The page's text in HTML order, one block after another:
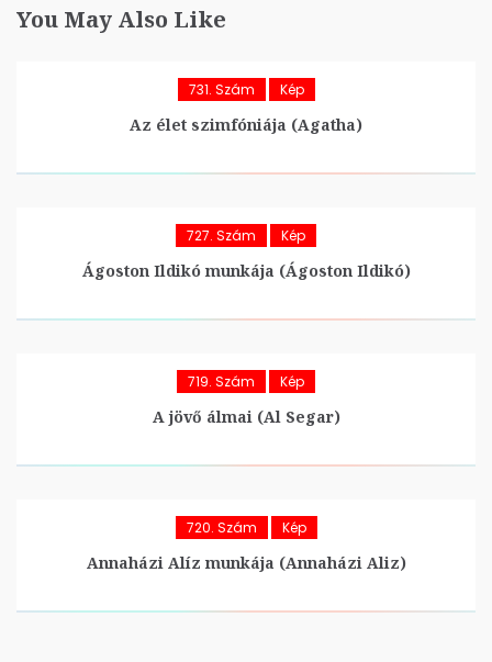
You May Also Like
731. Szám Kép
Az élet szimfóniája (Agatha)
727. Szám Kép
Ágoston Ildikó munkája (Ágoston Ildikó)
719. Szám Kép
A jövő álmai (Al Segar)
720. Szám Kép
Annaházi Alíz munkája (Annaházi Aliz)